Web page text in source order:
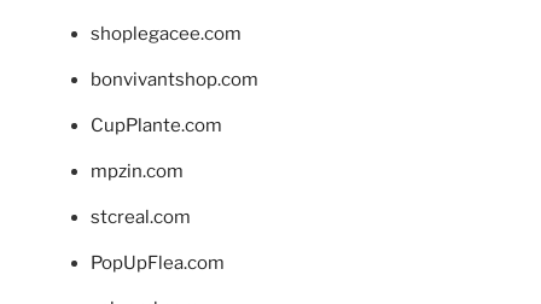
shoplegacee.com
bonvivantshop.com
CupPlante.com
mpzin.com
stcreal.com
PopUpFlea.com